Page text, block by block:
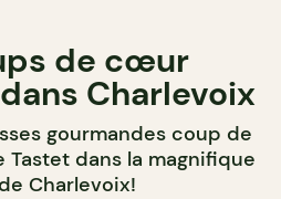
de cœur
Charlevoix
gourmandes coup de
dans la magnifique
Charlevoix!